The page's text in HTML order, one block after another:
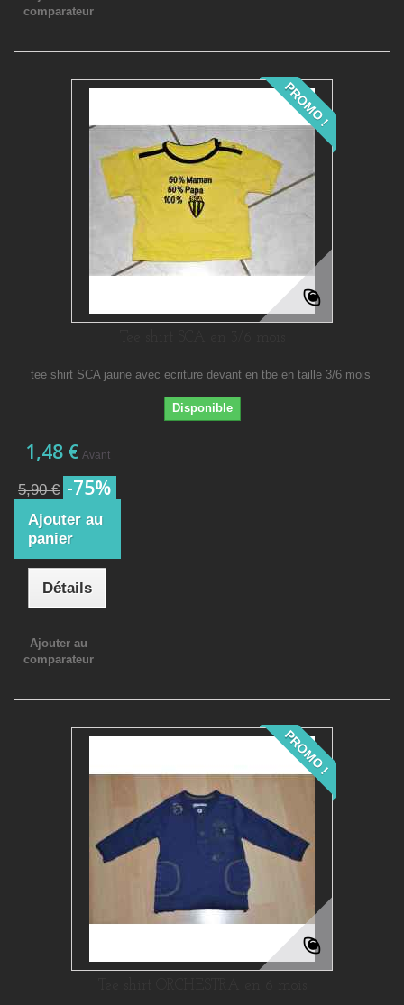
comparateur
PROMO !
tee shirt SCA jaune avec ecriture devant en tbe en taille 3/6 mois
Disponible
1,48 € Avant
5,90 € -75%
Ajouter au
panier
Détails
Ajouter au
comparateur
PROMO !